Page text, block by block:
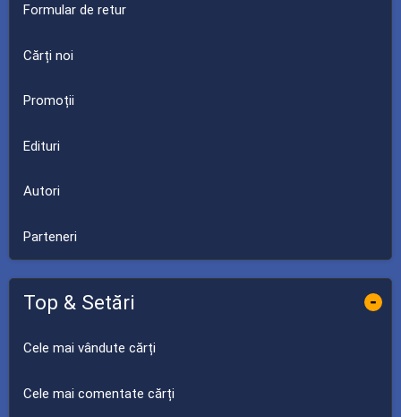
Formular de retur
Cărți noi
Promoții
Edituri
Autori
Parteneri
Top & Setări -
Cele mai vândute cărți
Cele mai comentate cărți